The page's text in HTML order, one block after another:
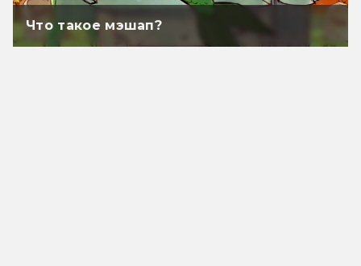
Что такое мэшап?